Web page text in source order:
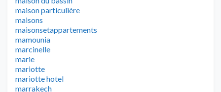
maison particulière
maisons
maisonsetappartements
mamounia
marcinelle
marie
mariotte
mariotte hotel
marrakech